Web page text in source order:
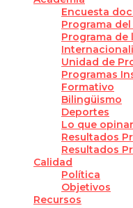
Encuesta
Programa
Programa de
Unidad de
Programas
Formativo
Bilingüismo
Deportes
Lo que
Resultados
Resultados
Calidad
Política
Objetivos
Recursos